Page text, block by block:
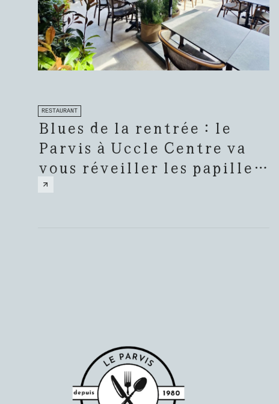
RESTAURANT
Blues de la rentrée : le
Parvis à Uccle Centre va
vous réveiller les papilles
!